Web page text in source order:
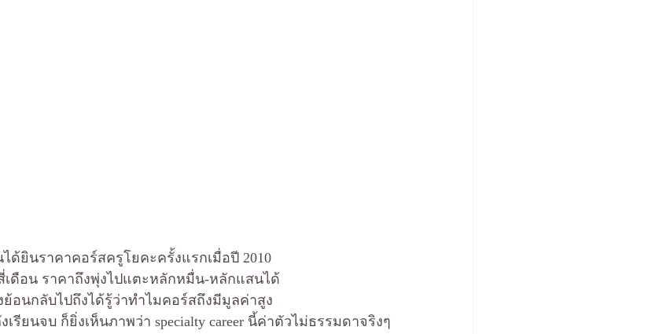
ด้ยินราคาคอร์สครูโยคะครั้งแรกเมื่อปี 2010
เดือน ราคาถึงพุ่งไปแตะหลักหมื่น-หลักแสนได้
อนกลับไปถึงได้รู้ว่าทำไมคอร์สถึงมีมูลค่าสูง
รียนจบ ก็ยิ่งเห็นภาพว่า specialty career นี้ค่าตัวไม่ธรรมดาจริงๆ